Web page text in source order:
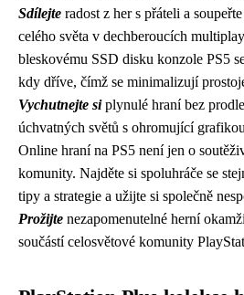
Sdílejte radost z her s přáteli a
celého světa v dechberoucích
bleskovému SSD disku konzole PS5
kdy dříve, čímž se minimalizují
Vychutnejte siplynulé hraní bez
úchvatných světů s ohromující
Online hraní na PS5 není jen o
komunity. Najděte si spoluhráče se
tipy a strategie a užijte si společně
Prožijte nezapomenutelné herní
součástí celosvětové komunity